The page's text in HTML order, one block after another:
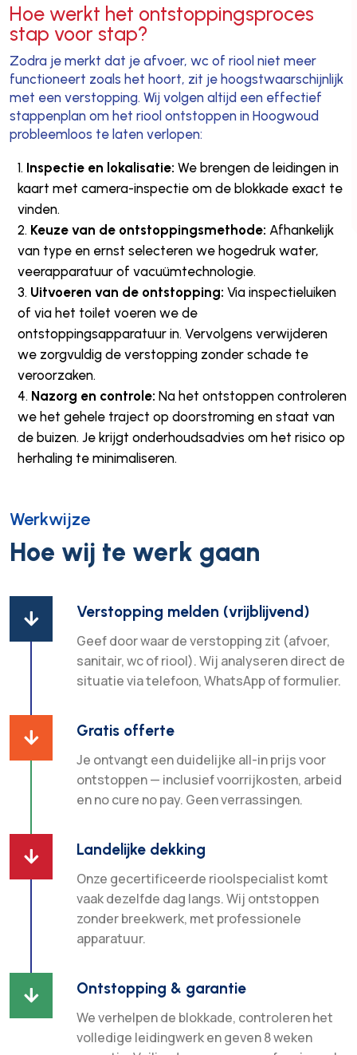
Hoe werkt het ontstoppingsproces
stap voor stap?
Zodra je merkt dat je afvoer, wc of riool niet meer
functioneert zoals het hoort, zit je hoogstwaarschijnlijk
met een verstopping. Wij volgen altijd een effectief
stappenplan om het riool ontstoppen in Hoogwoud
probleemloos te laten verlopen:
Inspectie en lokalisatie: We brengen de leidingen in
kaart met camera-inspectie om de blokkade exact te
vinden.
Keuze van de ontstoppingsmethode: Afhankelijk
van type en ernst selecteren we hogedruk water,
veerapparatuur of vacuümtechnologie.
Uitvoeren van de ontstopping: Via inspectieluiken
of via het toilet voeren we de
ontstoppingsapparatuur in. Vervolgens verwijderen
we zorgvuldig de verstopping zonder schade te
veroorzaken.
Nazorg en controle: Na het ontstoppen controleren
we het gehele traject op doorstroming en staat van
de buizen. Je krijgt onderhoudsadvies om het risico op
herhaling te minimaliseren.
Werkwijze
Hoe wij te werk gaan
 Verstopping melden (vrijblijvend)
Geef door waar de verstopping zit (afvoer,
sanitair, wc of riool). Wij analyseren direct de
situatie via telefoon, WhatsApp of formulier.
 Gratis offerte
Je ontvangt een duidelijke all-in prijs voor
ontstoppen — inclusief voorrijkosten, arbeid
en no cure no pay. Geen verrassingen.
 Landelijke dekking
Onze gecertificeerde rioolspecialist komt
vaak dezelfde dag langs. Wij ontstoppen
zonder breekwerk, met professionele
apparatuur.
 Ontstopping & garantie
We verhelpen de blokkade, controleren het
volledige leidingwerk en geven 8 weken